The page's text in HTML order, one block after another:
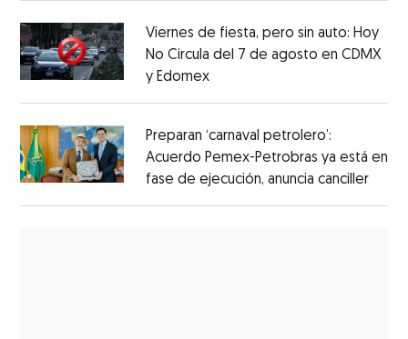
Viernes de fiesta, pero sin auto: Hoy
No Circula del 7 de agosto en CDMX
y Edomex
Preparan ‘carnaval petrolero’:
Acuerdo Pemex-Petrobras ya está en
fase de ejecución, anuncia canciller